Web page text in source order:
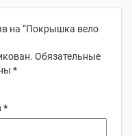
на “Покрышка вело
Обязательные
*
*